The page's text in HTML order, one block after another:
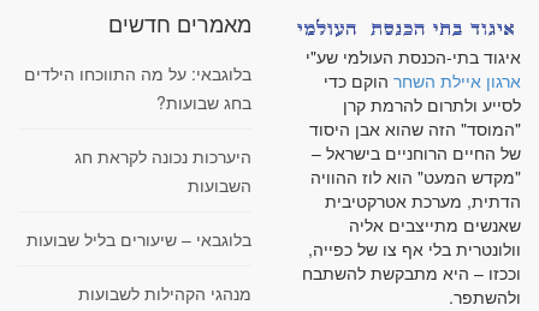
איגוד בתי-הכנסת העולמי שע"י
ארגון איילת השחר הוקם כדי
לסייע ולתרום להרמת קרן
"המוסד" הזה שהוא אבן היסוד
של החיים הרוחניים בישראל –
"מקדש המעט" הוא לוז ההוויה
הדתית, מערכת אטרקטיבית
שאנשים מתייצבים אליה
וולונטרית בלי אף צו של כפייה,
וככזו – היא מתבקשת להשתבח
ולהשתפר.
מאמרים חדשים
בלוגבאי: על מה התווכחו הילדים
בחג שבועות?
היערכות נכונה לקראת חג
השבועות
בלוגבאי – שיעורים בליל שבועות
מנהגי הקהילות לשבועות